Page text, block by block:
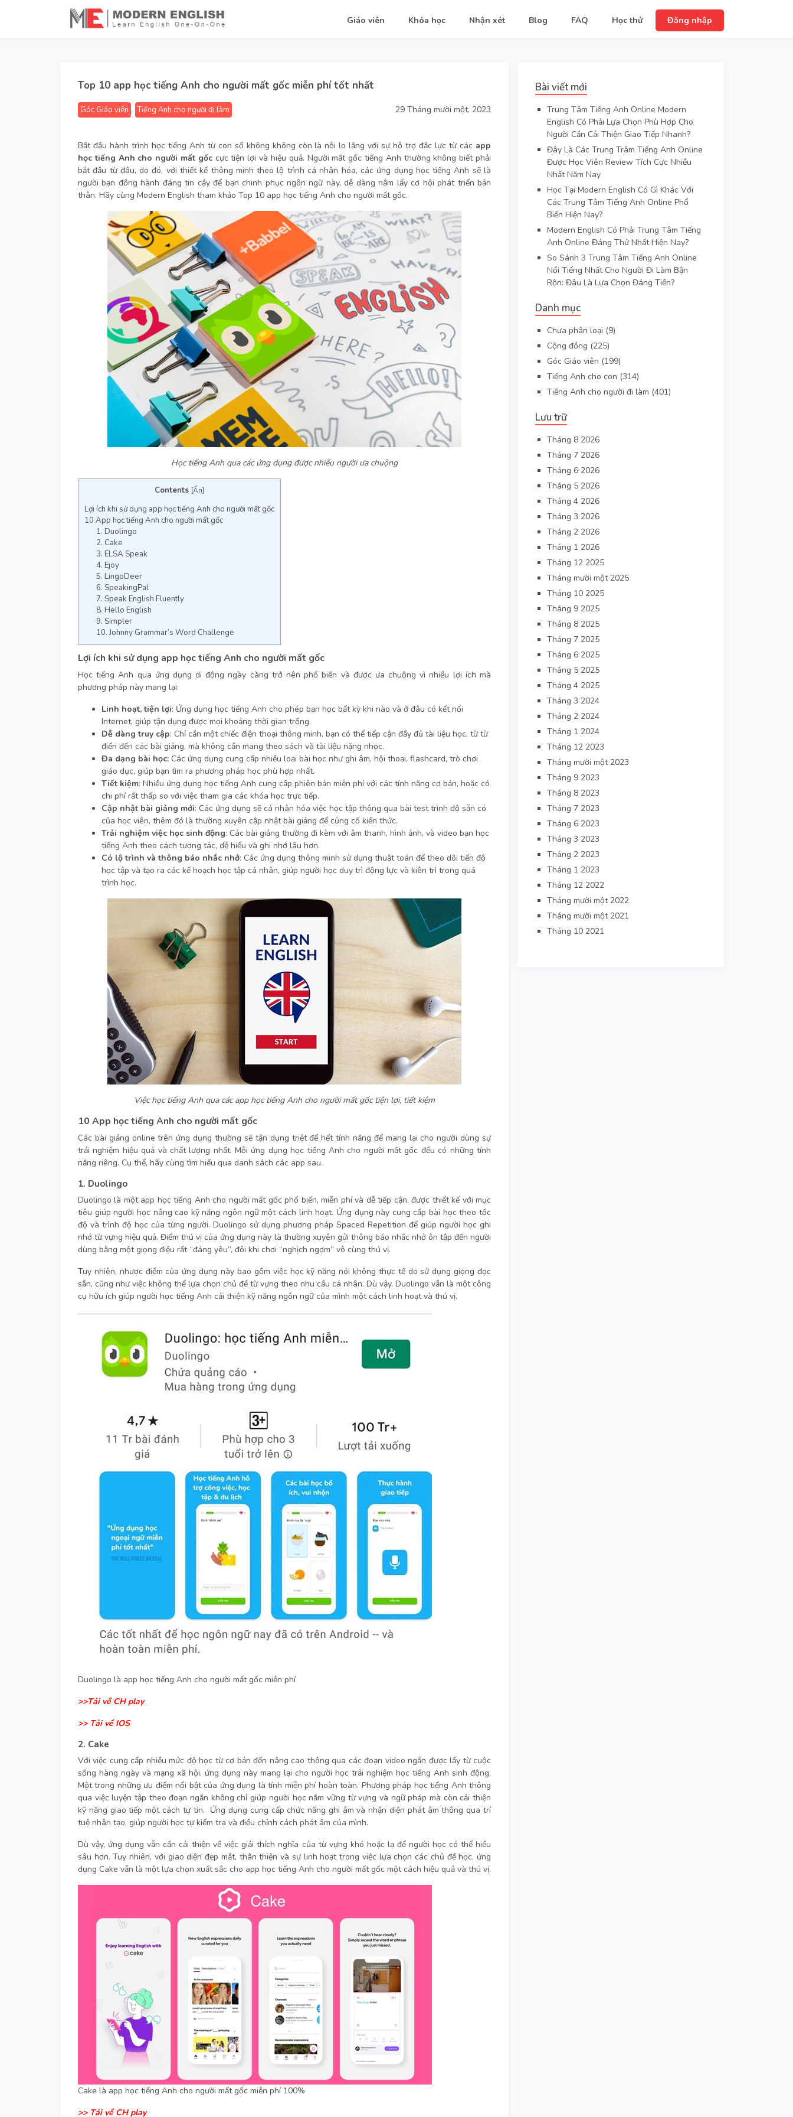
Giáo viên Khóa học Nhận xét Blog FAQ Học thử Đăng nhập
Top 10 app học tiếng Anh cho người mất gốc miễn phí tốt nhất
29 Tháng mười một, 2023
Góc Giáo viên , Tiếng Anh cho người đi làm
Bắt đầu hành trình học tiếng Anh từ con số không không còn là nỗi lo lắng với sự hỗ trợ đắc lực từ các app
học tiếng Anh cho người mất gốccực tiện lợi và hiệu quả. Người mất gốc tiếng Anh thường không biết phải
bắt đầu từ đâu, do đó, với thiết kế thông minh theo lộ trình cá nhân hóa, các ứng dụng học tiếng Anh sẽ là
người bạn đồng hành đáng tin cậy để bạn chinh phục ngôn ngữ này, dễ dàng nắm lấy cơ hội phát triển bản
thân. Hãy cùng Modern English tham khảo Top 10 app học tiếng Anh cho người mất gốc.
Học tiếng Anh qua các ứng dụng được nhiều người ưa chuộng
Contents [Ẩn]
Lợi ích khi sử dụng app học tiếng Anh cho người mất gốc
10 App học tiếng Anh cho người mất gốc
1. Duolingo
2. Cake
3. ELSA Speak
4. Ejoy
5. LingoDeer
6. SpeakingPal
7. Speak English Fluently
8. Hello English
9. Simpler
10. Johnny Grammar’s Word Challenge
Lợi ích khi sử dụng app học tiếng Anh cho người mất gốc
Học tiếng Anh qua ứng dụng di động ngày càng trở nên phổ biến và được ưa chuộng vì nhiều lợi ích mà
phương pháp này mang lại:
Linh hoạt, tiện lợi: Ứng dụng học tiếng Anh cho phép bạn học bất kỳ khi nào và ở đâu có kết nối
Internet, giúp tận dụng được mọi khoảng thời gian trống.
Dễ dàng truy cập: Chỉ cần một chiếc điện thoại thông minh, bạn có thể tiếp cận đầy đủ tài liệu học, từ từ
điển đến các bài giảng, mà không cần mang theo sách và tài liệu nặng nhọc.
Đa dạng bài học: Các ứng dụng cung cấp nhiều loại bài học như ghi âm, hội thoại, flashcard, trò chơi
giáo dục, giúp bạn tìm ra phương pháp học phù hợp nhất.
Tiết kiệm: Nhiều ứng dụng học tiếng Anh cung cấp phiên bản miễn phí với các tính năng cơ bản, hoặc có
chi phí rất thấp so với việc tham gia các khóa học trực tiếp.
Cập nhật bài giảng mới: Các ứng dụng sẽ cá nhân hóa việc học tập thông qua bài test trình độ sẵn có
của học viên, thêm đó là thường xuyên cập nhật bài giảng để củng cố kiến thức.
Trải nghiệm việc học sinh động: Các bài giảng thường đi kèm với âm thanh, hình ảnh, và video bạn học
tiếng Anh theo cách tương tác, dễ hiểu và ghi nhớ lâu hơn.
Có lộ trình và thông báo nhắc nhở: Các ứng dụng thông minh sử dụng thuật toán để theo dõi tiến độ
học tập và tạo ra các kế hoạch học tập cá nhân, giúp người học duy trì động lực và kiên trì trong quá
trình học.
Việc học tiếng Anh qua các app học tiếng Anh cho người mất gốc tiện lợi, tiết kiệm
10 App học tiếng Anh cho người mất gốc
Các bài giảng online trên ứng dụng thường sẽ tận dụng triệt để hết tính năng để mang lại cho người dùng sự
trải nghiệm hiệu quả và chất lượng nhất. Mỗi ứng dụng học tiếng Anh cho người mất gốc đều có những tính
năng riêng. Cụ thể, hãy cùng tìm hiểu qua danh sách các app sau.
1. Duolingo
Duolingo là một app học tiếng Anh cho người mất gốc phổ biến, miễn phí và dễ tiếp cận, được thiết kế với mục
tiêu giúp người học nâng cao kỹ năng ngôn ngữ một cách linh hoạt. Ứng dụng này cung cấp bài học theo tốc
độ và trình độ học của từng người. Duolingo sử dụng phương pháp Spaced Repetition để giúp người học ghi
nhớ từ vựng hiệu quả. Điểm thú vị của ứng dụng này là thường xuyên gửi thông báo nhắc nhở ôn tập đến người
dùng bằng một giọng điệu rất “đáng yêu”, đôi khi chơi “nghịch ngợm” vô cùng thú vị.
Tuy nhiên, nhược điểm của ứng dụng này bao gồm việc học kỹ năng nói không thực tế do sử dụng giọng đọc
sẵn, cũng như việc không thể lựa chọn chủ đề từ vựng theo nhu cầu cá nhân. Dù vậy, Duolingo vẫn là một công
cụ hữu ích giúp người học tiếng Anh cải thiện kỹ năng ngôn ngữ của mình một cách linh hoạt và thú vị.
Duolingo là app học tiếng Anh cho người mất gốc miễn phí
>>Tải về CH play
>> Tải về IOS
2. Cake
Với việc cung cấp nhiều mức độ học từ cơ bản đến nâng cao thông qua các đoạn video ngắn được lấy từ cuộc
sống hàng ngày và mạng xã hội, ứng dụng này mang lại cho người học trải nghiệm học tiếng Anh sinh động.
Một trong những ưu điểm nổi bật của ứng dụng là tính miễn phí hoàn toàn. Phương pháp học tiếng Anh thông
qua việc luyện tập theo đoạn ngắn không chỉ giúp người học nắm vững từ vựng và ngữ pháp mà còn cải thiện
kỹ năng giao tiếp một cách tự tin. Ứng dụng cung cấp chức năng ghi âm và nhận diện phát âm thông qua trí
tuệ nhân tạo, giúp người học tự kiểm tra và điều chỉnh cách phát âm của mình.
Dù vậy, ứng dụng vẫn cần cải thiện về việc giải thích nghĩa của từ vựng khó hoặc lạ để người học có thể hiểu
sâu hơn. Tuy nhiên, với giao diện đẹp mắt, thân thiện và sự linh hoạt trong việc lựa chọn các chủ đề học, ứng
dụng Cake vẫn là một lựa chọn xuất sắc cho app học tiếng Anh cho người mất gốc một cách hiệu quả và thú vị.
Cake là app học tiếng Anh cho người mất gốc miễn phí 100%
>> Tải về CH play
Bài viết mới
Trung Tâm Tiếng Anh Online Modern
English Có Phải Lựa Chọn Phù Hợp Cho
Người Cần Cải Thiện Giao Tiếp Nhanh?
Đây Là Các Trung Trâm Tiếng Anh Online
Được Học Viên Review Tích Cực Nhiều
Nhất Năm Nay
Học Tại Modern English Có Gì Khác Với
Các Trung Tâm Tiếng Anh Online Phổ
Biến Hiện Nay?
Modern English Có Phải Trung Tâm Tiếng
Anh Online Đáng Thử Nhất Hiện Nay?
So Sánh 3 Trung Tâm Tiếng Anh Online
Nổi Tiếng Nhất Cho Người Đi Làm Bận
Rộn: Đâu Là Lựa Chọn Đáng Tiền?
Danh mục
Chưa phân loại (9)
Cộng đồng (225)
Góc Giáo viên (199)
Tiếng Anh cho con (314)
Tiếng Anh cho người đi làm (401)
Lưu trữ
Tháng 8 2026
Tháng 7 2026
Tháng 6 2026
Tháng 5 2026
Tháng 4 2026
Tháng 3 2026
Tháng 2 2026
Tháng 1 2026
Tháng 12 2025
Tháng mười một 2025
Tháng 10 2025
Tháng 9 2025
Tháng 8 2025
Tháng 7 2025
Tháng 6 2025
Tháng 5 2025
Tháng 4 2025
Tháng 3 2024
Tháng 2 2024
Tháng 1 2024
Tháng 12 2023
Tháng mười một 2023
Tháng 9 2023
Tháng 8 2023
Tháng 7 2023
Tháng 6 2023
Tháng 3 2023
Tháng 2 2023
Tháng 1 2023
Tháng 12 2022
Tháng mười một 2022
Tháng mười một 2021
Tháng 10 2021